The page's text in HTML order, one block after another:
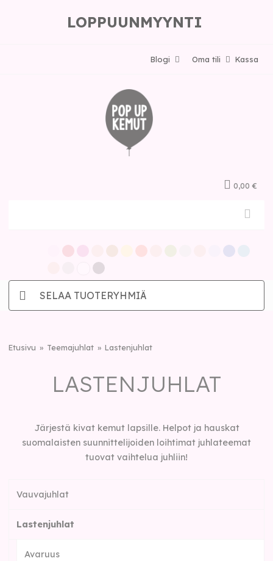
LOPPUUNMYYNTI
Kassa
Oma tili
Blogi
0,00 €
SELAA TUOTERYHMIÄ
Etusivu Teemajuhlat Lastenjuhlat
LASTENJUHLAT
Järjestä kivat kemut lapsille. Helpot ja hauskat
suomalaisten suunnittelijoiden loihtimat juhlateemat
tuovat vaihtelua juhliin!
Vauvajuhlat
Lastenjuhlat
Avaruus